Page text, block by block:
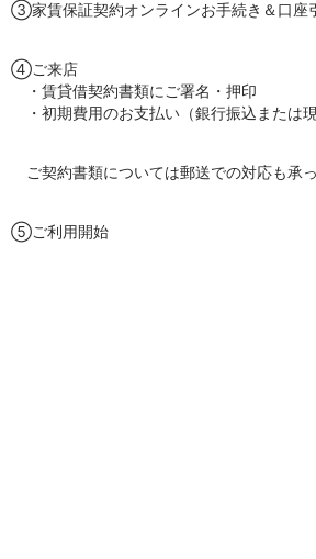
③家賃保証契約オンラインお手続き＆口座
④ご来店
・賃貸借契約書類にご署名・押印
・初期費用のお支払い（銀行振込または
ご契約書類については郵送での対応も承っ
⑤ご利用開始